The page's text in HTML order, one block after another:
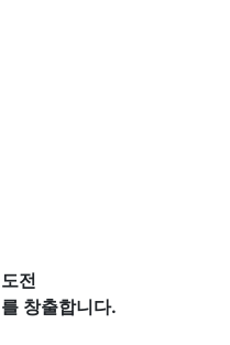
전
창출합니다.